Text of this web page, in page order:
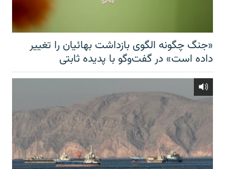
«جنگ چگونه الگوی بازداشت بهائیان را تغییر
داده است» در گفت‌وگو با پدیده ثابتی